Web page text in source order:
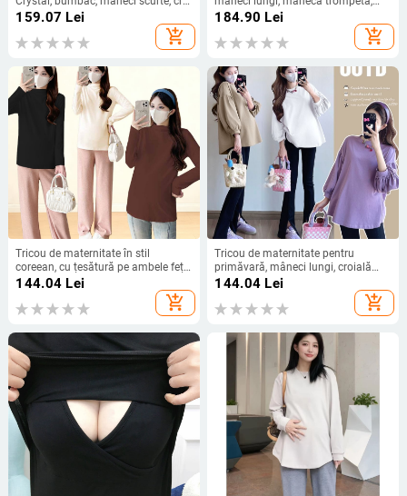
lejer, lungime medie, vară
159.07 Lei
add_shopping_cart
lungime normală, flexibilitate
ridicată, 80-90% material principal
184.90 Lei
add_shopping_cart
Tricou de maternitate în stil
coreean, cu țesătură pe ambele fețe,
guler mock neck, croială lejeră, plus
size, care acoperă burta, cu glugă
144.04 Lei
add_shopping_cart
Tricou de maternitate pentru
primăvară, mâneci lungi, croială
lejeră, plus size, piesă de bază
144.04 Lei
add_shopping_cart